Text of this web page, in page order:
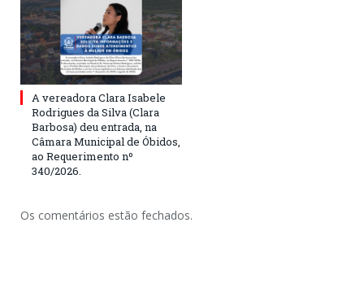
A vereadora Clara Isabele
Rodrigues da Silva (Clara
Barbosa) deu entrada, na
Câmara Municipal de Óbidos,
ao Requerimento nº
340/2026.
Os comentários estão fechados.